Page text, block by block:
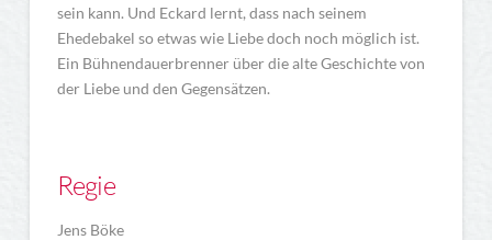
sein kann. Und Eckard lernt, dass nach seinem
Ehedebakel so etwas wie Liebe doch noch möglich ist.
Ein Bühnendauerbrenner über die alte Geschichte von
der Liebe und den Gegensätzen.
Regie
Jens Böke